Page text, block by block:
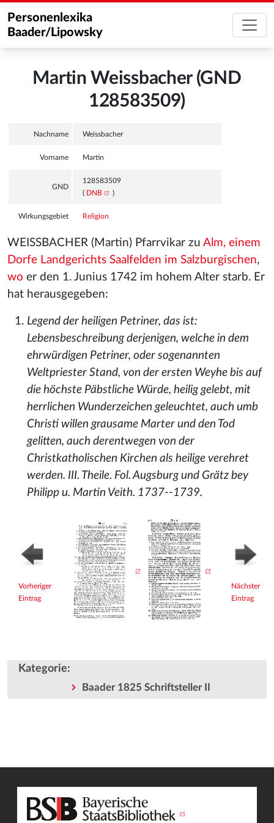
Personenlexika
Baader/Lipowsky
Martin Weissbacher (GND
128583509)
Nachname Weissbacher
Vorname Martin
GND
128583509
( DNB )
Wirkungsgebiet Religion
WEISSBACHER (Martin) Pfarrvikar zu Alm, einem
Dorfe Landgerichts Saalfelden im Salzburgischen,
wo er den 1. Junius 1742 im hohem Alter starb. Er
hat herausgegeben:
Legend der heiligen Petriner, das ist:
Lebensbeschreibung derjenigen, welche in dem
ehrwürdigen Petriner, oder sogenannten
Weltpriester Stand, von der ersten Weyhe bis auf
die höchste Päbstliche Würde, heilig gelebt, mit
herrlichen Wunderzeichen geleuchtet, auch umb
Christi willen grausame Marter und den Tod
gelitten, auch derentwegen von der
Christkatholischen Kirchen als heilige verehret
werden. III. Theile. Fol. Augsburg und Grätz bey
Philipp u. Martin Veith. 1737--1739.
Vorheriger
Eintrag
Nächster
Eintrag
Kategorie:
Baader 1825 Schriftsteller II